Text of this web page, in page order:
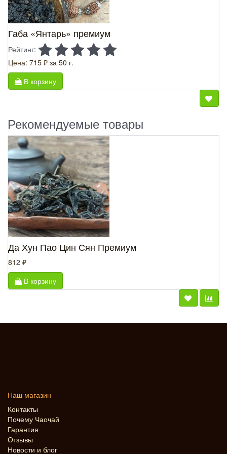
Габа «Янтарь» премиум
Рейтинг:
Цена: 715 ₽ за 50 г.
В корзину
Рекомендуемые товары
Да Хун Пао Цин Сян Премиум
812 ₽
В корзину
Наш магазин
Контакты
Почему Чаочай
Гарантия
Отзывы
Новости и блог